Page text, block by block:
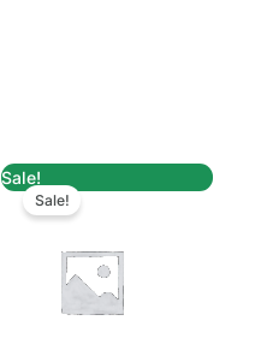
Sale!
Sale!
Original
price
was:
price